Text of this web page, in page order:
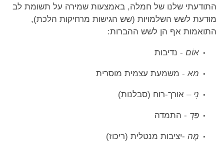
התודעתי שלנו של חמלה, באמצעות שמירה על תשומת לב
מוּדעת לשש השלמויות (שש הגישות מרחיקות הלכת),
התואמות אף הן לשש ההברות:
אוֹם - נדיבות
מַא - משמעת עצמית מוסרית
נִי– אורך-רוח (סבלנות)
פַּדְ - התמדה
מֶה -יציבות מנטלית (ריכוז)